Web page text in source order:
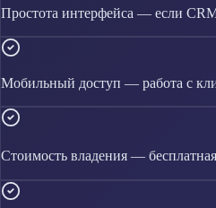
Простота интерфейса — если
Мобильный доступ — работа с
Стоимость владения —